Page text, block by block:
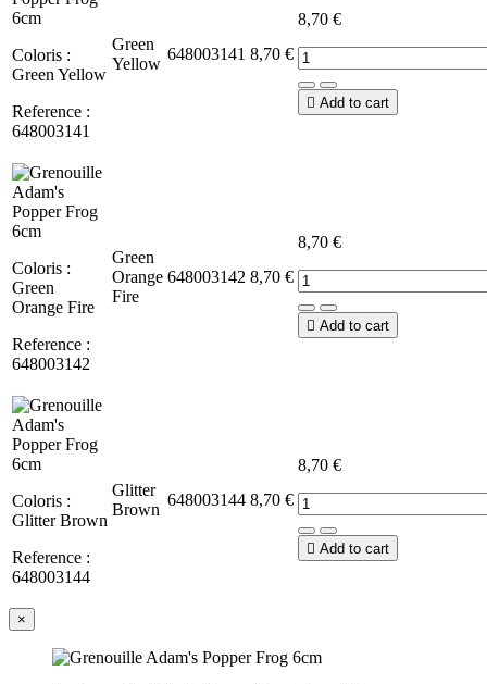
Coloris :
Green Yellow
Reference :
648003141
Green
Yellow
648003141 8,70 €
8,70 €
 Add to cart
Coloris :
Green
Orange Fire
Reference :
648003142
Green
Orange
Fire
648003142 8,70 €
8,70 €
 Add to cart
Coloris :
Glitter Brown
Reference :
648003144
Glitter
Brown
648003144 8,70 €
8,70 €
 Add to cart
×